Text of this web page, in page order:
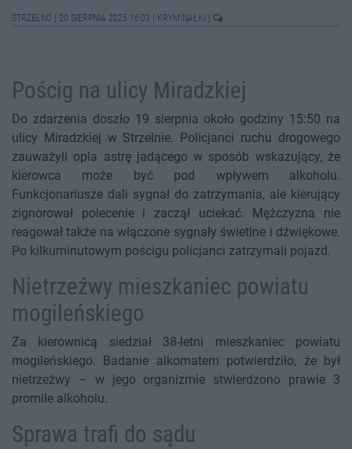
STRZELNO 20 SIERPNIA 2025 16:03 KRYMINAŁKI
Pościg na ulicy Miradzkiej
Do zdarzenia doszło 19 sierpnia około godziny 15:50 na
ulicy Miradzkiej w Strzelnie. Policjanci ruchu drogowego
zauważyli opla astrę jadącego w sposób wskazujący, że
kierowca może być pod wpływem alkoholu.
Funkcjonariusze dali sygnał do zatrzymania, ale kierujący
zignorował polecenie i zaczął uciekać. Mężczyzna nie
reagował także na włączone sygnały świetlne i dźwiękowe.
Po kilkuminutowym pościgu policjanci zatrzymali pojazd.
Nietrzeźwy mieszkaniec powiatu
mogileńskiego
Za kierownicą siedział 38-letni mieszkaniec powiatu
mogileńskiego. Badanie alkomatem potwierdziło, że był
nietrzeźwy – w jego organizmie stwierdzono prawie 3
promile alkoholu.
Sprawa trafi do sądu